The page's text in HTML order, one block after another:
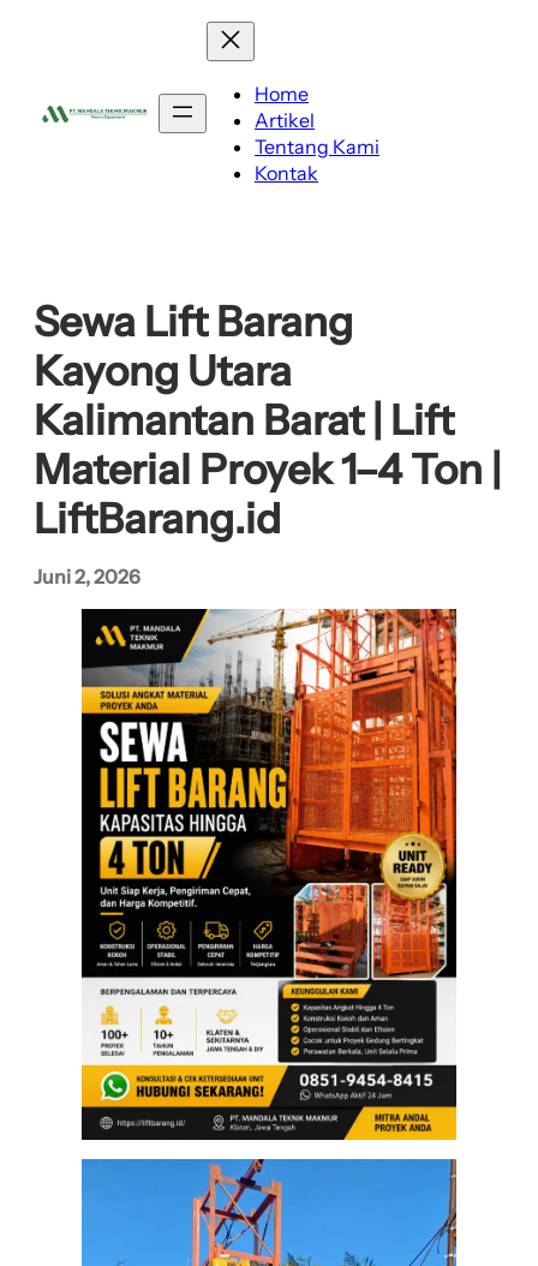
Home
Artikel
Tentang Kami
Kontak
Sewa Lift Barang
Kayong Utara
Kalimantan Barat | Lift
Material Proyek 1–4 Ton |
LiftBarang.id
Juni 2, 2026